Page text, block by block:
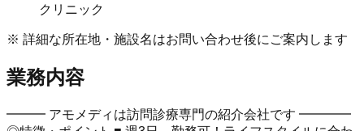
クリニック
※ 詳細な所在地・施設名はお問い合わせ後にご案内します
業務内容
━━━ アモメディは訪問診療専門の紹介会社です ━━━━